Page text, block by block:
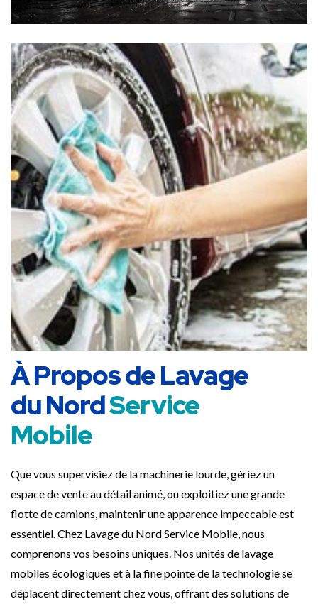
À Propos de Lavage
du NordService
Mobile
Que vous supervisiez de la machinerie lourde, gériez un
espace de vente au détail animé, ou exploitiez une grande
flotte de camions, maintenir une apparence impeccable est
essentiel. Chez Lavage du Nord Service Mobile, nous
comprenons vos besoins uniques. Nos unités de lavage
mobiles écologiques et à la fine pointe de la technologie se
déplacent directement chez vous, offrant des solutions de